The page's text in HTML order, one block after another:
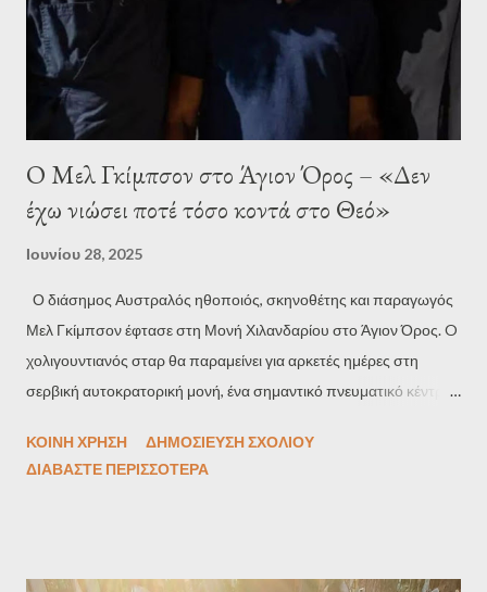
εννέα έρευνες σε οικίες σε Αττική, Θεσσαλονίκη και Χαλκιδική.
Εκτός από τους επτά συλληφθέντες, προσήχθησαν ακόμη 12
άτομα τουρκική...
Ο Μελ Γκίμπσον στο Άγιον Όρος – «Δεν
έχω νιώσει ποτέ τόσο κοντά στο Θεό»
Ιουνίου 28, 2025
Ο διάσημος Αυστραλός ηθοποιός, σκηνοθέτης και παραγωγός
Μελ Γκίμπσον έφτασε στη Μονή Χιλανδαρίου στο Άγιον Όρος. O
χολιγουντιανός σταρ θα παραμείνει για αρκετές ημέρες στη
σερβική αυτοκρατορική μονή, ένα σημαντικό πνευματικό κέντρο
χερσόνησο του Άθω. Ο Γκίμπσον, γνωστός για εμβληματικούς
ΚΟΙΝΉ ΧΡΉΣΗ
ΔΗΜΟΣΊΕΥΣΗ ΣΧΟΛΊΟΥ
ΔΙΑΒΆΣΤΕ ΠΕΡΙΣΣΌΤΕΡΑ